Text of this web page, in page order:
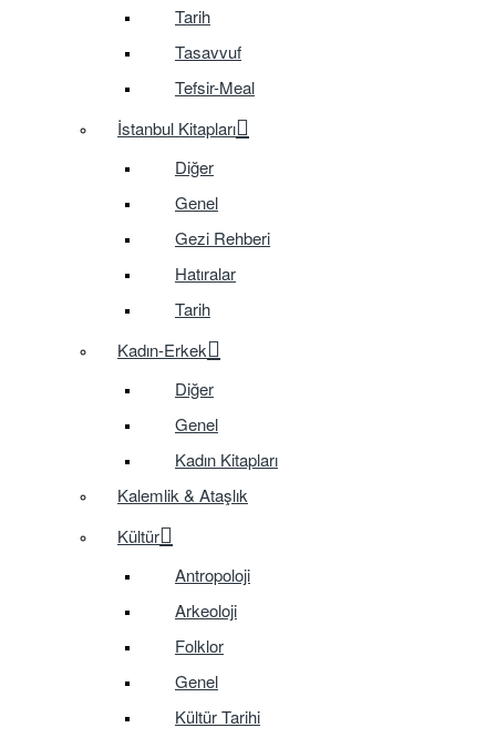
Tarih
Tasavvuf
Tefsir-Meal
İstanbul Kitapları
Diğer
Genel
Gezi Rehberi
Hatıralar
Tarih
Kadın-Erkek
Diğer
Genel
Kadın Kitapları
Kalemlik & Ataşlık
Kültür
Antropoloji
Arkeoloji
Folklor
Genel
Kültür Tarihi